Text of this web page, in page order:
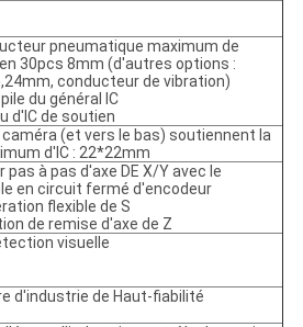
pneumatique maximum de
30pcs 8mm (d'autres options :
conducteur de vibration)
du général IC
d'IC de soutien
caméra (et vers le bas) soutiennent la
d'IC : 22*22mm
pas à pas d'axe DE X/Y avec le
en circuit fermé d'encodeur
flexible de S
de remise d'axe de Z
visuelle
d'industrie de Haut-fiabilité